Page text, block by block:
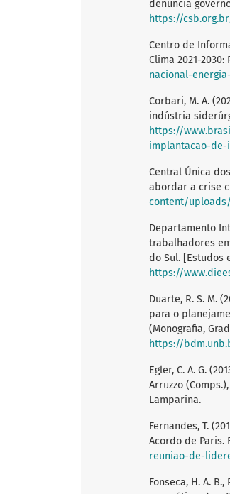
denuncia
https://
Centro de
Clima 2021-
nacional-
Corbari, M. A.
indústria
https://
implantacao-
Central Única
abordar a crise
content/
Departamento
trabalhadores
do Sul. [Estudos
https://
Duarte, R. S. M.
para o
(Monografia,
https://
Egler, C. A. G.
Arruzzo
Lamparina.
Fernandes, T.
Acordo de Paris.
reuniao-de-
Fonseca, H. A.